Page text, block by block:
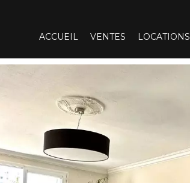
ACCUEIL
VENTES LOCATIONS